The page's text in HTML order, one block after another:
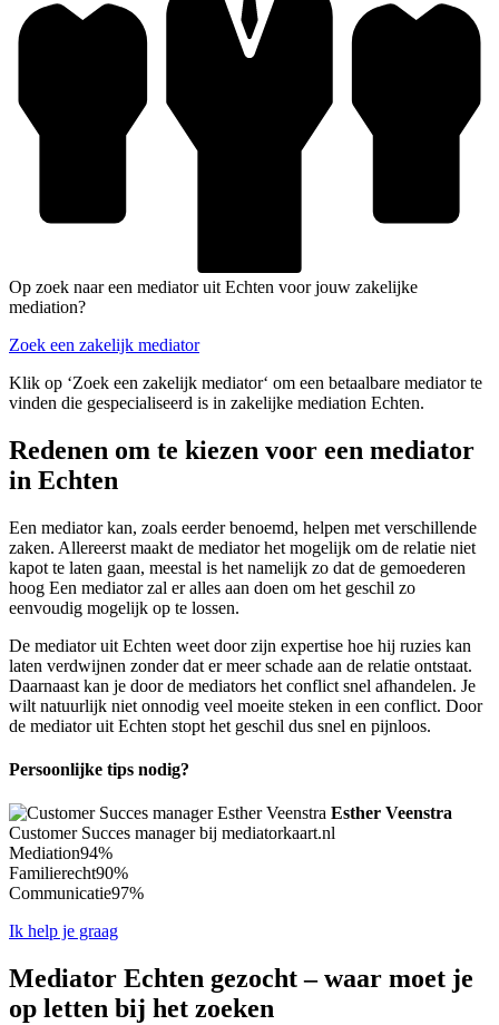
Op zoek naar een mediator uit Echten voor jouw zakelijke
mediation?
Zoek een zakelijk mediator
Klik op ‘Zoek een zakelijk mediator‘ om een betaalbare mediator te
vinden die gespecialiseerd is in zakelijke mediation Echten.
Redenen om te kiezen voor een mediator
in Echten
Een mediator kan, zoals eerder benoemd, helpen met verschillende
zaken. Allereerst maakt de mediator het mogelijk om de relatie niet
kapot te laten gaan, meestal is het namelijk zo dat de gemoederen
hoog Een mediator zal er alles aan doen om het geschil zo
eenvoudig mogelijk op te lossen.
De mediator uit Echten weet door zijn expertise hoe hij ruzies kan
laten verdwijnen zonder dat er meer schade aan de relatie ontstaat.
Daarnaast kan je door de mediators het conflict snel afhandelen. Je
wilt natuurlijk niet onnodig veel moeite steken in een conflict. Door
de mediator uit Echten stopt het geschil dus snel en pijnloos.
Persoonlijke tips nodig?
Esther Veenstra
Customer Succes manager bij mediatorkaart.nl
Mediation94%
Familierecht90%
Communicatie97%
Ik help je graag
Mediator Echten gezocht – waar moet je
op letten bij het zoeken